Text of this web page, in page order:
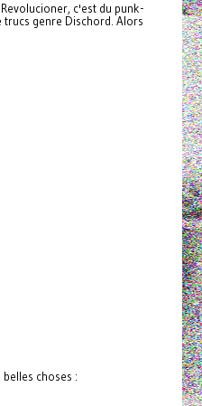
c'est du punk-
trucs genre Dischord. Alors
choses :